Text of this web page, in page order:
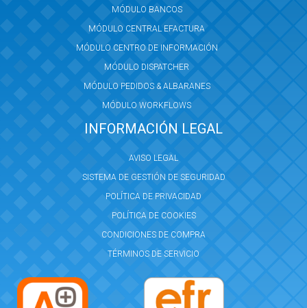
MÓDULO BANCOS
MÓDULO CENTRAL EFACTURA
MÓDULO CENTRO DE INFORMACIÓN
MÓDULO DISPATCHER
MÓDULO PEDIDOS & ALBARANES
MÓDULO WORKFLOWS
INFORMACIÓN LEGAL
AVISO LEGAL
SISTEMA DE GESTIÓN DE SEGURIDAD
POLÍTICA DE PRIVACIDAD
POLÍTICA DE COOKIES
CONDICIONES DE COMPRA
TÉRMINOS DE SERVICIO